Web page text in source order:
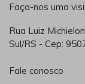
Faça-nos uma
Rua Luiz
Sul/RS - Cep:
Fale conosco